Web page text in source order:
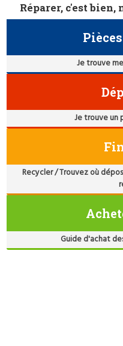
Réparer, c'est
Je trouve
Je trouve un
Recycler / Trouvez où
Guide d'achat